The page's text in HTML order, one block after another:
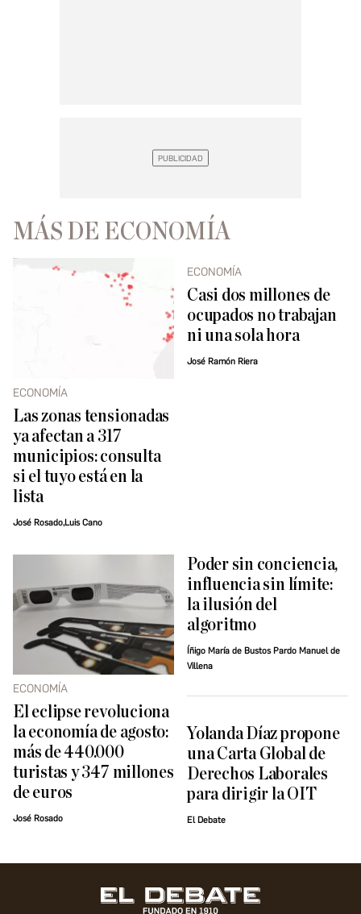
MÁS DE ECONOMÍA
ECONOMÍA
Las zonas tensionadas
ya afectan a 317
municipios: consulta
si el tuyo está en la
lista
José Rosado,Luis Cano
ECONOMÍA
Casi dos millones de
ocupados no trabajan
ni una sola hora
José Ramón Riera
ECONOMÍA
El eclipse revoluciona
la economía de agosto:
más de 440.000
turistas y 347 millones
de euros
José Rosado
Poder sin conciencia,
influencia sin límite:
la ilusión del
algoritmo
Íñigo María de Bustos Pardo Manuel de
Villena
Yolanda Díaz propone
una Carta Global de
Derechos Laborales
para dirigir la OIT
El Debate